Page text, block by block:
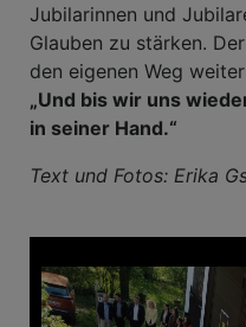
Jubilarinnen und
Glauben zu stärken.
den eigenen Weg
„Und bis wir uns
in seiner Hand.“
Text und Fotos: Erika